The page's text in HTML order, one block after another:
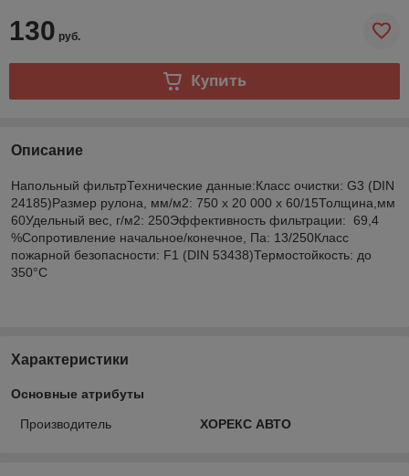
130 руб.
Купить
Описание
Напольный фильтрТехнические данные:Класс очистки: G3 (DIN
24185)Размер рулона, мм/м2: 750 х 20 000 х 60/15Толщина,мм
60Удельный вес, г/м2: 250Эффективность фильтрации: 69,4
%Сопротивление начальное/конечное, Па: 13/250Класс
пожарной безопасности: F1 (DIN 53438)Термостойкость: до
350°С
Характеристики
Основные атрибуты
Производитель ХОРЕКС АВТО